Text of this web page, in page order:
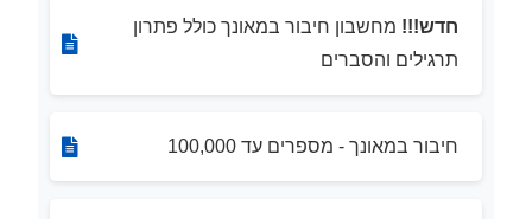
חדש!!! מחשבון חיבור במאונך כולל פתרון
תרגילים והסברים
חיבור במאונך - מספרים עד 100,000